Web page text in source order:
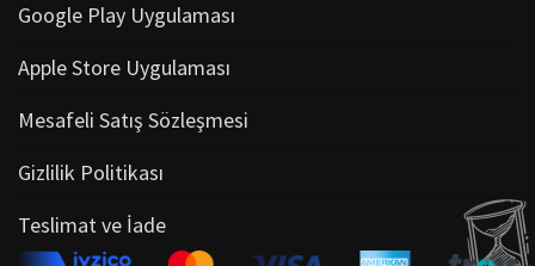
Google Play Uygulaması
Apple Store Uygulaması
Mesafeli Satış Sözleşmesi
Gizlilik Politikası
Teslimat ve İade